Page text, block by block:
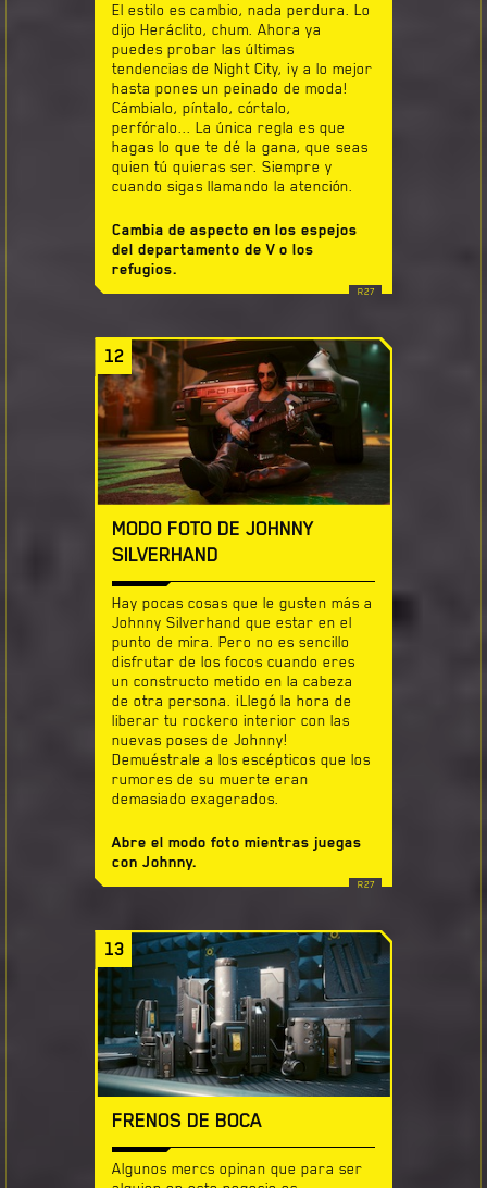
El estilo es cambio, nada perdura. Lo
dijo Heráclito, chum. Ahora ya
puedes probar las últimas
tendencias de Night City, ¡y a lo mejor
hasta pones un peinado de moda!
Cámbialo, píntalo, córtalo,
perfóralo... La única regla es que
hagas lo que te dé la gana, que seas
quien tú quieras ser. Siempre y
cuando sigas llamando la atención.
Cambia de aspecto en los espejos
del departamento de V o los
refugios.
12
MODO FOTO DE JOHNNY
SILVERHAND
Hay pocas cosas que le gusten más a
Johnny Silverhand que estar en el
punto de mira. Pero no es sencillo
disfrutar de los focos cuando eres
un constructo metido en la cabeza
de otra persona. ¡Llegó la hora de
liberar tu rockero interior con las
nuevas poses de Johnny!
Demuéstrale a los escépticos que los
rumores de su muerte eran
demasiado exagerados.
Abre el modo foto mientras juegas
con Johnny.
13
FRENOS DE BOCA
Algunos mercs opinan que para ser